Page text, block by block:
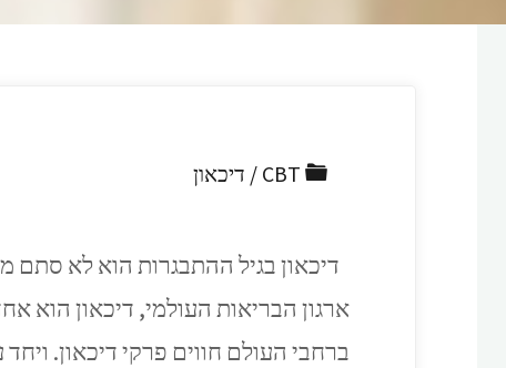
CBT
/ דיכאון
דיכאון בגיל ההתבגרות הוא לא
ברחבי העולם חווים פרקי דיכאון. ויחד עם זאת, רק פחות